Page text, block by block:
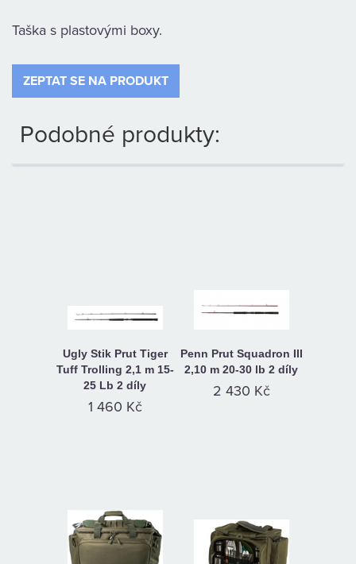
PRODEJNA
Taška s plastovými boxy.
ZEPTAT SE NA PRODUKT
Podobné produkty:
Ugly Stik Prut Tiger
Tuff Trolling 2,1 m 15-
25 Lb 2 díly
1 460 Kč
Penn Prut Squadron III
2,10 m 20-30 lb 2 díly
2 430 Kč